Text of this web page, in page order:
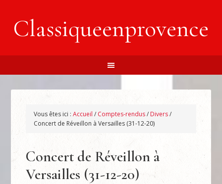
Classiqueenprovence
Vous êtes ici :Accueil / Comptes-rendus/ Divers/
Concert de Réveillon à Versailles (31-12-20)
Concert de Réveillon à
Versailles (31-12-20)